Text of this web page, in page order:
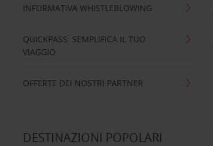
INFORMATIVA WHISTLEBLOWING
QUICKPASS: SEMPLIFICA IL TUO
VIAGGIO
OFFERTE DEI NOSTRI PARTNER
DESTINAZIONI POPOLARI